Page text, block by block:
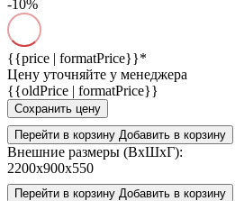
-10%
{{price | formatPrice}}*
Цену уточняйте у менеджера
{{oldPrice | formatPrice}}
Сохранить цену
Перейти в корзину Добавить в корзину
Внешние размеры (ВхШхГ):
2200x900x550
Перейти в корзину Добавить в корзину